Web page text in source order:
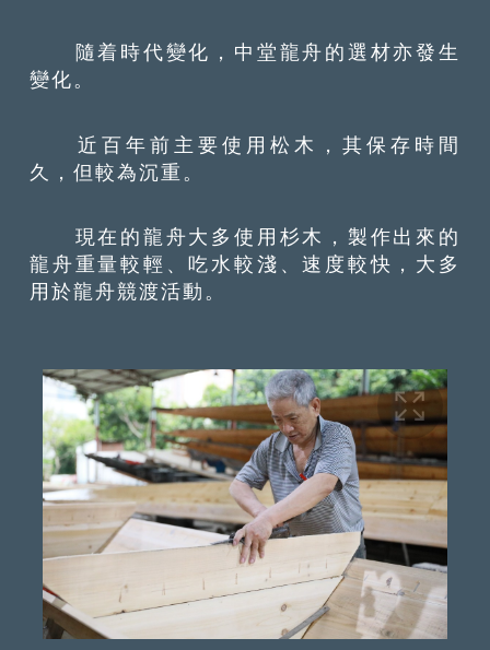
隨着時代變化，中堂龍舟的選材亦發生
變化。
近百年前主要使用松木，其保存時間
久，但較為沉重。
現在的龍舟大多使用杉木，製作出來的
龍舟重量較輕、吃水較淺、速度較快，大多
用於龍舟競渡活動。